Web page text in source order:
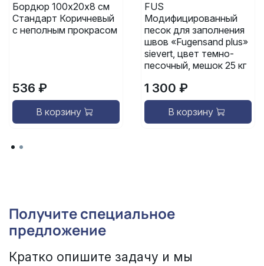
Бордюр 100х20х8 см
Стандарт Коричневый
с неполным прокрасом
536 ₽
В корзину
FUS
Модифицированный
песок для заполнения
швов «Fugensand plus»
sievert, цвет темно-
песочный, мешок 25 кг
1 300 ₽
В корзину
Получите специальное
предложение
Кратко опишите задачу и мы